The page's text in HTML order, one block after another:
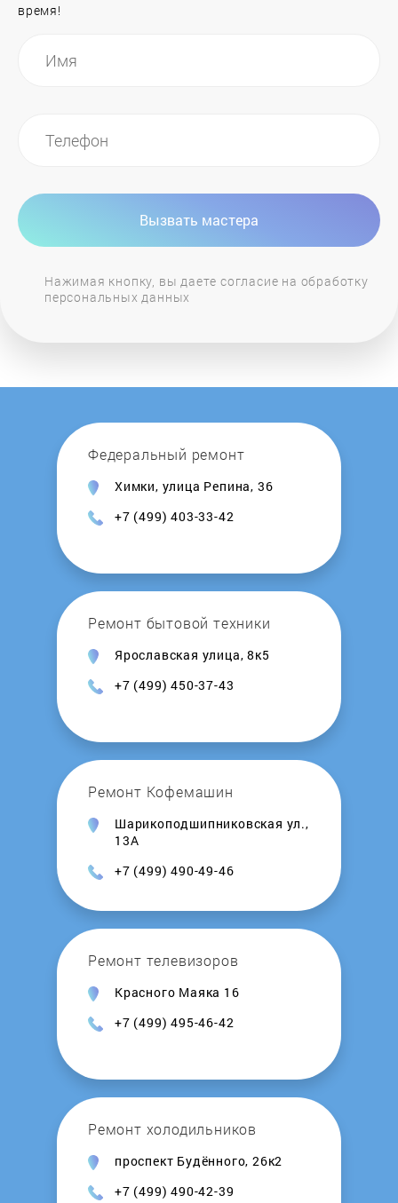
Hajdu
Hansa
Honeywell
Hosseven
Hydrosta
Immergas
Intois
Junker
Kedr
Kentatsu
Kerona
Kirovskiy zavod
Kiturami
время!
Вызвать мастера
Нажимая кнопку, вы даете согласие на обработку
персональных данных
Федеральный ремонт
Химки, улица Репина, 36
+7 (499) 403-33-42
Ремонт бытовой техники
Ярославская улица, 8к5
+7 (499) 450-37-43
Ремонт Кофемашин
Шарикоподшипниковская ул.,
13А
+7 (499) 490-49-46
Ремонт телевизоров
Красного Маяка 16
+7 (499) 495-46-42
Ремонт холодильников
проспект Будённого, 26к2
+7 (499) 490-42-39